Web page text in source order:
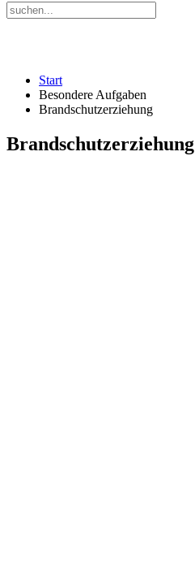
Start
Besondere Aufgaben
Brandschutzerziehung
Brandschutzerziehung